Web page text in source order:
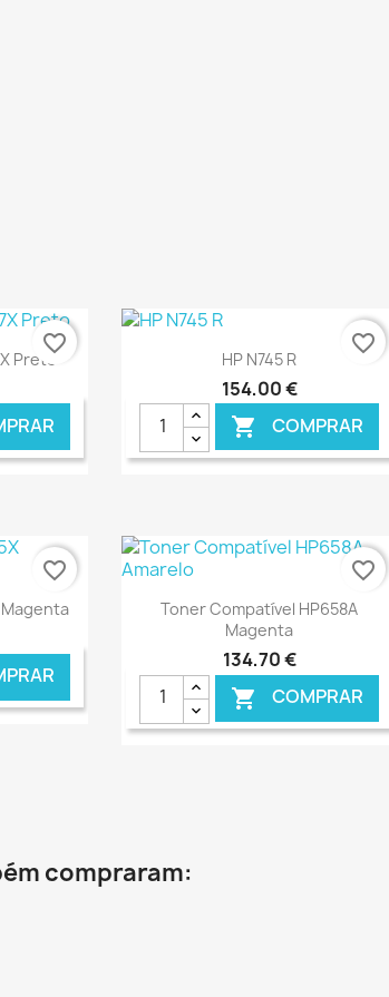
Preto
€ ONLINE
favorite_border Ver+
HP N745 R
154,00 €
 COMPRAR
€ ONLINE
favorite_border
Magenta
favorite_border
Ver+
Toner Compatível HP658A
Magenta
134,70 €
 COMPRAR
favorite_border
compraram: